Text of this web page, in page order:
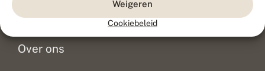
Weigeren
Cookiebeleid
Doneer
Over ons